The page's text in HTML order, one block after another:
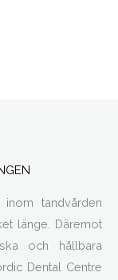
tandvården
länge. Däremot
och hållbara
Dental Centre